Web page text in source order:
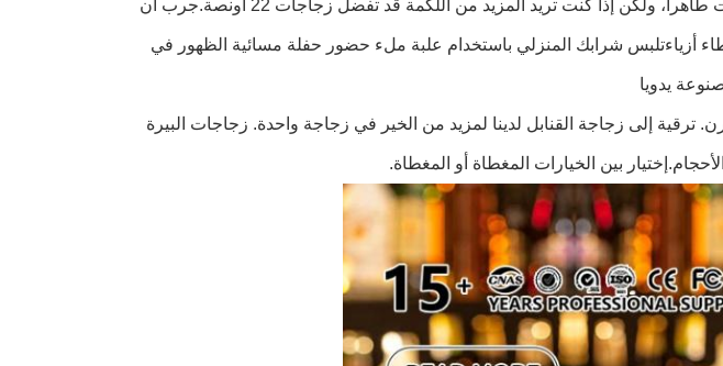
يمكنك اختيار استخدام زجاجات 12 أونصة إذا كنت طاهراً، ولكن إذا كنت تريد المزيد من اللكمة قد تفضل زجاجات 22 أونصة.جرب أن
أزياءتلبس شرابك المنزلي باستخدام علبة ملء حضور حفلة مسائية الظهور في
يدويا
ترقية إلى زجاجة القنابل لدينا لمزيد من الخير في زجاجة واحدة. زجاجات البيرة
بين الخيارات المغطاة أو المغطاة.